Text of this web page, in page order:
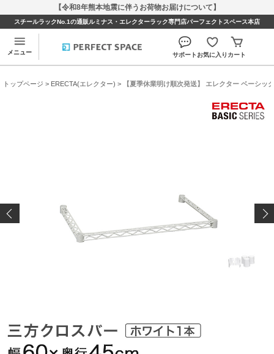
【令和8年熊本地震に伴うお荷物お届けについて】
スチールラックNo.1の通販ルミナス・エレクターラック専門店パーフェクトスペース本店
メニュー サポートお気に入り カート
トップページ > ERECTA(エレクター) > 【夏季休業明け順次発送】 エレクター ベーシッ